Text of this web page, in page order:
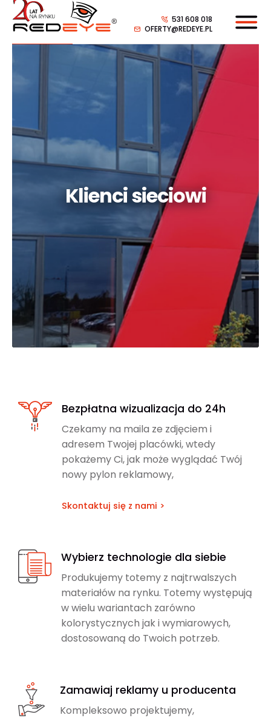
531 608 018
OFERTY@REDEYE.PL
Klienci sieciowi
Bezpłatna wizualizacja do 24h
Czekamy na maila ze zdjęciem i
adresem Twojej placówki, wtedy
pokażemy Ci, jak może wyglądać Twój
nowy pylon reklamowy,
Skontaktuj się z nami >
Wybierz technologie dla siebie
Produkujemy totemy z najtrwalszych
materiałów na rynku. Totemy występują
w wielu wariantach zarówno
kolorystycznych jak i wymiarowych,
dostosowaną do Twoich potrzeb.
Zamawiaj reklamy u producenta
Kompleksowo projektujemy,